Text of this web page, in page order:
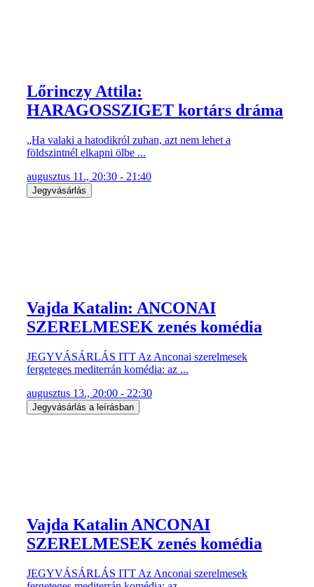
Lőrinczy Attila:
HARAGOSSZIGET kortárs dráma
„Ha valaki a hatodikról zuhan, azt nem lehet a
földszintnél elkapni ölbe ...
augusztus 11., 20:30 - 21:40
Jegyvásárlás
Vajda Katalin: ANCONAI
SZERELMESEK zenés komédia
JEGYVÁSÁRLÁS ITT Az Anconai szerelmesek
fergeteges mediterrán komédia: az ...
augusztus 13., 20:00 - 22:30
Jegyvásárlás a leírásban
Vajda Katalin ANCONAI
SZERELMESEK zenés komédia
JEGYVÁSÁRLÁS ITT Az Anconai szerelmesek